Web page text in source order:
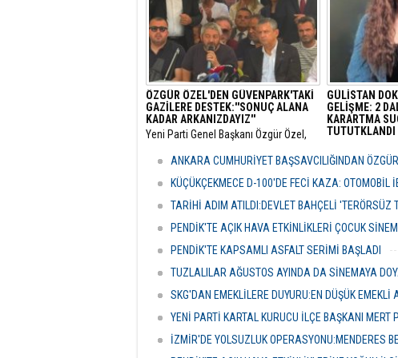
ÖZGÜR ÖZEL'DEN GÜVENPARK'TAKİ
GAZİLERE DESTEK:''SONUÇ ALANA
KADAR ARKANIZDAYIZ''
​Yeni Parti Genel Başkanı Özgür Özel,
sürdüren şehit yakınları ve gazileri
ziyaret ederek destek mesajı verdi.
GÜLİSTAN
GELİŞME: 2
KARARTMA
TUTUTKLANDI
Munzur
gelişme
ANKARA CUMHURİYET BAŞSAVCILIĞINDAN
KÜÇÜKÇEKMECE D-100'DE FECİ KAZA: OTOMOBİL
TARİHİ ADIM ATILDI:DEVLET BAHÇELİ 'TERÖRSÜZ
PENDİK'TE AÇIK HAVA ETKİNLİKLERİ ÇOCUK
PENDİK'TE KAPSAMLI ASFALT SERİMİ BAŞLADI
TUZLALILAR AĞUSTOS AYINDA DA SİNEMAYA
SKG'DAN EMEKLİLERE DUYURU:EN DÜŞÜK
YENİ PARTİ KARTAL KURUCU İLÇE BAŞKANI MERT
İZMİR'DE YOLSUZLUK OPERASYONU:MENDERES